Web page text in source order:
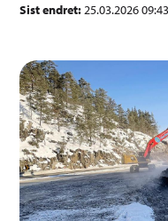
Sist endret 25.03.2026 09:43